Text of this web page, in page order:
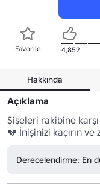
Favorile 4,852
Hakkında
Açıklama
Şişeleri rakibine
💔 İnişinizi kaçırın
Derecelendirme: En